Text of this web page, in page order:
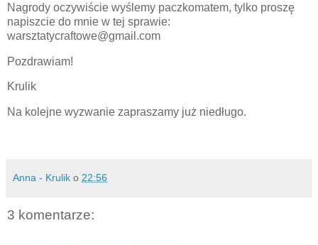
Nagrody oczywiście wyślemy paczkomatem, tylko proszę
napiszcie do mnie w tej sprawie:
warsztatycraftowe@gmail.com
Pozdrawiam!
Krulik
Na kolejne wyzwanie zapraszamy już niedługo.
Anna - Krulik o 22:56
3 komentarze: